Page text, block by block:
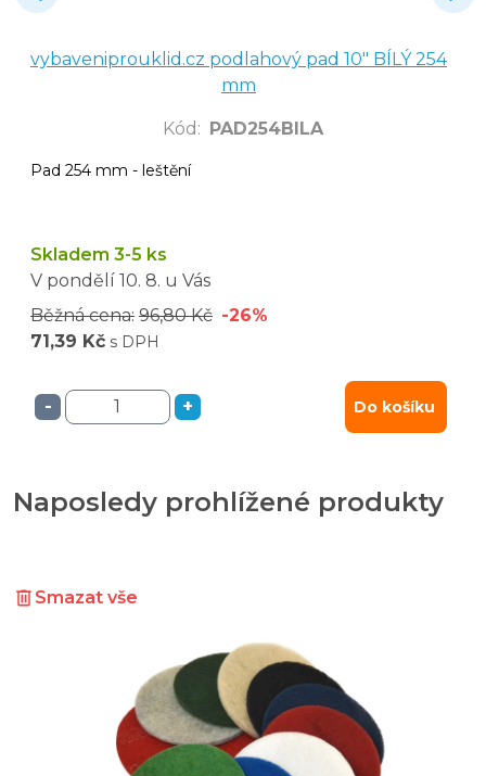
vybaveniprouklid.cz podlahový pad 10" BÍLÝ 254
mm
Kód : PAD254BILA
Pad 254 mm - leštění
Skladem 3-5 ks
V pondělí 10. 8. u Vás
Běžná cena: 96,80 Kč -26%
71,39 Kč s DPH
- + Do košíku
Naposledy prohlížené produkty
Smazat vše